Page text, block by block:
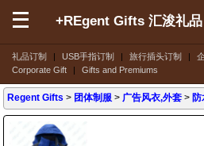
礼品订制 | USB手指订制 | 旅行插头订制 |
Corporate Gift
| Gifts and Premiums
+REgent Gifts 汇浚礼品
Regent Gifts > 团体制服 > 广告风衣,外套 >